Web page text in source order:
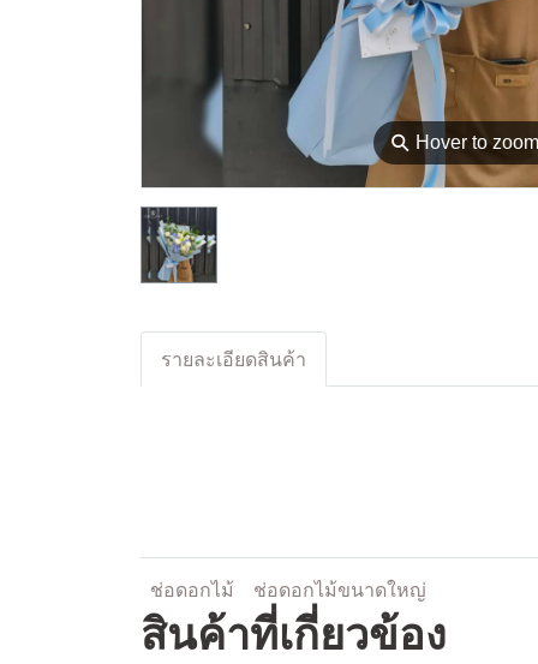
⚲ Hover to zoom
รายละเอียดสินค้า
ช่อดอกไม้ ช่อดอกไม้ขนาดใหญ่
สินค้าที่เกี่ยวข้อง